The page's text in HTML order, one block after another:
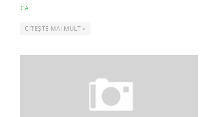
CA
CITEȘTE MAI MULT »